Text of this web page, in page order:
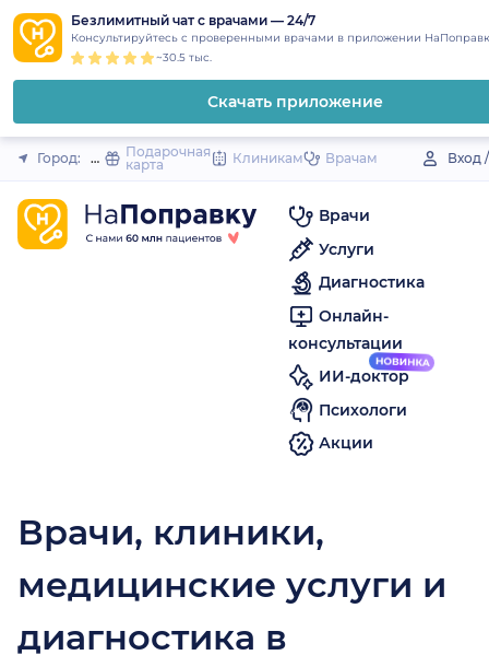
to
content
Безлимитный чат с врачами — 24/7
Консультируйтесь с проверенными врачами в приложении
~30.5 тыс.
Скачать приложение
Закрыть
Город: ДемидовПодарочная
карта
Клиникам Врачам Вход
Врачи
Услуги
Диагностика
Онлайн-
консультации
ИИ-доктор
Психологи
Акции
Врачи, клиники,
медицинские услуги и
диагностика в